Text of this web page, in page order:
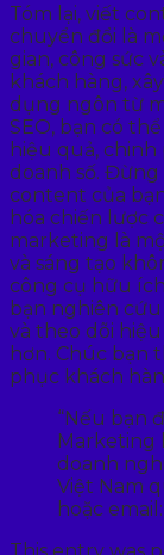
Tóm lại, viết
chuyển đổi là
gian, công sức
khách hàng,
dụng ngôn từ
SEO, bạn có
hiệu quả,
doanh số.
content của
hóa chiến lược
marketing là
và sáng tạo
công cụ hữu
bạn nghiên
và theo dõi
hơn. Chúc bạn
phục khách
“Nếu bạn
Marketing
doanh
Việt Nam
hoặc